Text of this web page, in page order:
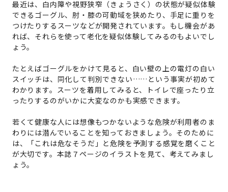
最近は、白内障や視野狭窄（きょうさく）の状態が疑似体験
できるゴーグル、肘・膝の可動域を狭めたり、手足に重りを
つけたりするスーツなどが開発されています。もし機会があ
れば、それらを使って老化を疑似体験してみるのもよいでし
ょう。
たとえばゴーグルをかけて見ると、白い壁の上の電灯の白い
スイッチは、同化して判別できない……という事実が初めて
わかります。スーツを着用してみると、トイレで座ったり立
ったりするのがいかに大変なのかも実感できます。
若くて健康な人には想像もつかないような危険が利用者のま
わりには潜んでいることを知っておきましょう。そのために
は、「これは危なそうだ」と危険を予測する感覚を磨くこと
が大切です。本誌７ページのイラストを見て、考えてみまし
ょう。